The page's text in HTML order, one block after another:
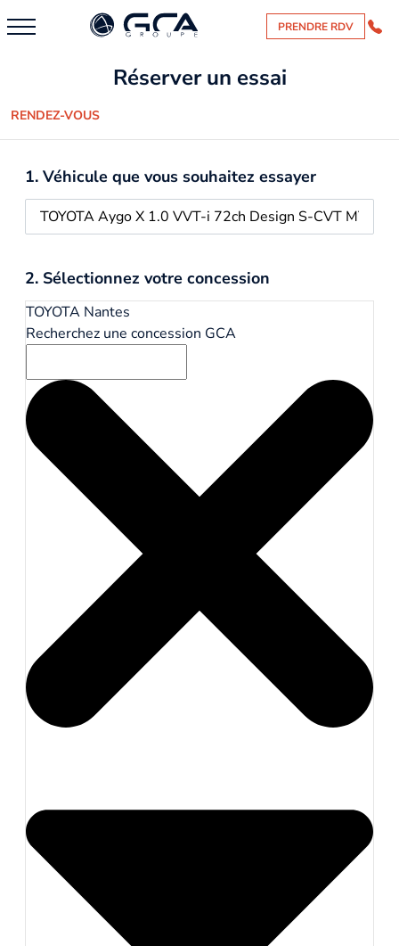
PRENDRE RDV
Réserver un essai
RENDEZ-VOUS
1. Véhicule que vous souhaitez essayer
2. Sélectionnez votre concession
TOYOTA Nantes
Recherchez une concession GCA